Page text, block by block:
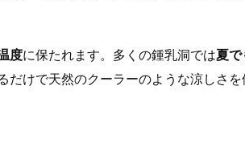
度に保たれます。多くの鍾乳洞では夏
けで天然のクーラーのような涼しさを